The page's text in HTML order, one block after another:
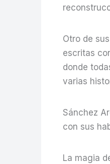
Otro de
escritas
donde
varias
Sánchez
con sus
La magia